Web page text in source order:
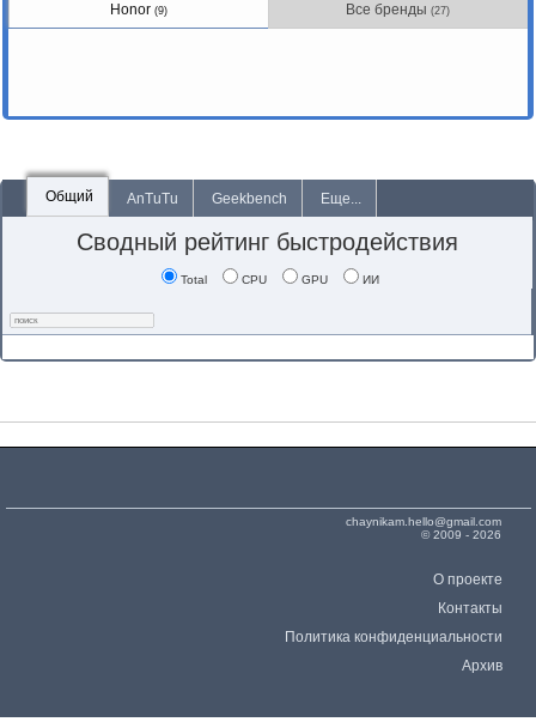
Honor (9) Все бренды(27)
Общий AnTuTu Geekbench Еще...
Сводный рейтинг быстродействия
Total CPU GPU ИИ
chaynikam.hello@gmail.com
© 2009 - 2026
О проекте
Контакты
Политика конфиденциальности
Архив